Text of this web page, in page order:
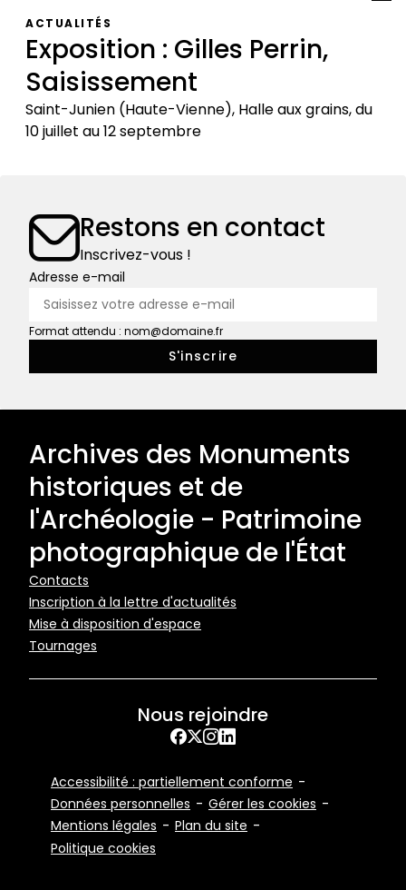
Premières
fois
Premières
photos
Exposition : Gilles Perrin,
Saisissement
Saint-Junien (Haute-Vienne), Halle aux grains, du
10 juillet au 12 septembre
ACTUALITÉS
Perrin,
Saisissement
Restons en contact
Inscrivez-vous !
Adresse e-mail
Format attendu : nom@domaine.fr
Archives des Monuments
historiques et de
l'Archéologie - Patrimoine
photographique de l'État
Pied
de
page
Contacts
Inscription à la lettre d'actualités
Mise à disposition d'espace
Tournages
Nous rejoindre
Facebook
X Instagram
Bottom
Accessibilité : partiellement conforme
Données personnelles
Gérer les cookies
Mentions légales
Plan du site
Politique cookies